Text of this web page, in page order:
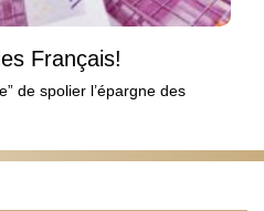
Français!
de spolier l’épargne des